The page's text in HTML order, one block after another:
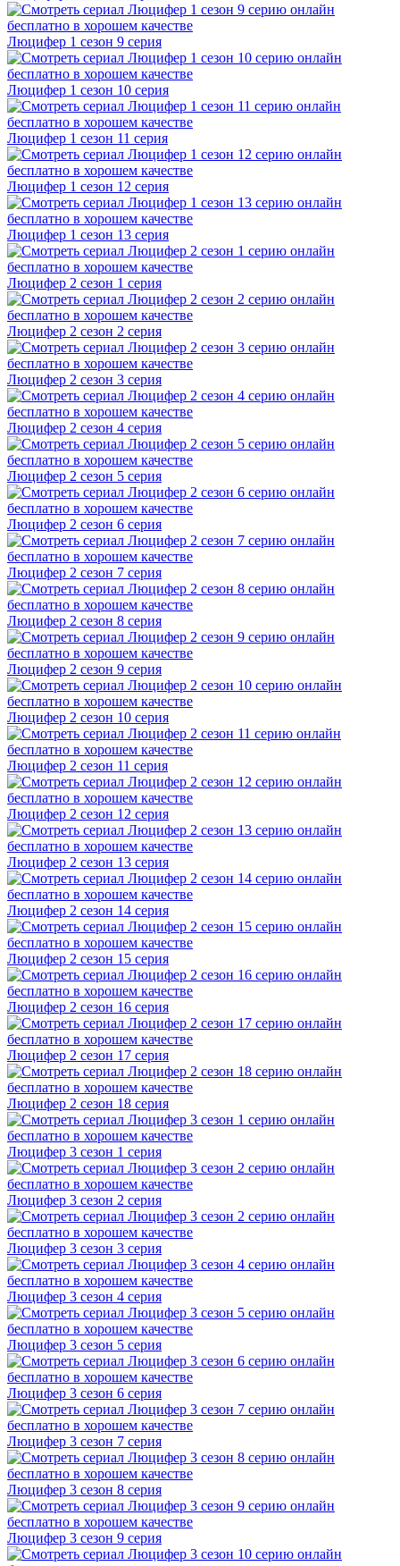
Люцифер 1 cезон 9 cерия
Люцифер 1 cезон 10 cерия
Люцифер 1 cезон 11 cерия
Люцифер 1 cезон 12 cерия
Люцифер 1 cезон 13 cерия
Люцифер 2 cезон 1 cерия
Люцифер 2 cезон 2 cерия
Люцифер 2 cезон 3 cерия
Люцифер 2 cезон 4 cерия
Люцифер 2 cезон 5 cерия
Люцифер 2 cезон 6 cерия
Люцифер 2 cезон 7 cерия
Люцифер 2 cезон 8 cерия
Люцифер 2 cезон 9 cерия
Люцифер 2 cезон 10 cерия
Люцифер 2 cезон 11 cерия
Люцифер 2 cезон 12 cерия
Люцифер 2 cезон 13 cерия
Люцифер 2 cезон 14 cерия
Люцифер 2 cезон 15 cерия
Люцифер 2 cезон 16 cерия
Люцифер 2 cезон 17 cерия
Люцифер 2 cезон 18 cерия
Люцифер 3 cезон 1 cерия
Люцифер 3 cезон 2 cерия
Люцифер 3 cезон 3 cерия
Люцифер 3 cезон 4 cерия
Люцифер 3 cезон 5 cерия
Люцифер 3 cезон 6 cерия
Люцифер 3 cезон 7 cерия
Люцифер 3 cезон 8 cерия
Люцифер 3 cезон 9 cерия